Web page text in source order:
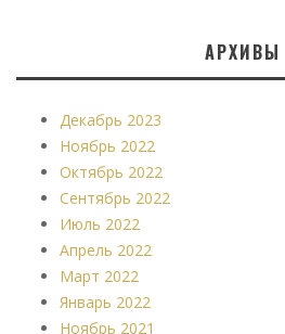
АРХИВЫ
Декабрь 2023
Ноябрь 2022
Октябрь 2022
Сентябрь 2022
Июль 2022
Апрель 2022
Март 2022
Январь 2022
Ноябрь 2021